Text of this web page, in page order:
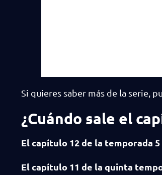
Si quieres saber más de la serie,
¿Cuándo sale el
El capítulo 12 de la temporada 5
El capítulo 11 de la quinta